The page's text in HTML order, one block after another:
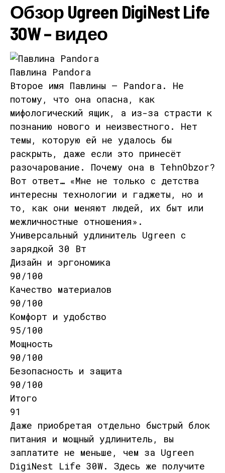
Обзор Ugreen DigiNest Life
30W – видео
Павлина Pandora
Второе имя Павлины — Pandora. Не
потому, что она опасна, как
мифологический ящик, а из-за страсти к
познанию нового и неизвестного. Нет
темы, которую ей не удалось бы
раскрыть, даже если это принесёт
разочарование. Почему она в TehnObzor?
Вот ответ… «Мне не только с детства
интересны технологии и гаджеты, но и
то, как они меняют людей, их быт или
межличностные отношения».
Универсальный удлинитель Ugreen с
зарядкой 30 Вт
Дизайн и эргономика
90/100
Качество материалов
90/100
Комфорт и удобство
95/100
Мощность
90/100
Безопасность и защита
90/100
Итого
91
Даже приобретая отдельно быстрый блок
питания и мощный удлинитель, вы
заплатите не меньше, чем за Ugreen
DigiNest Life 30W. Здесь же получите